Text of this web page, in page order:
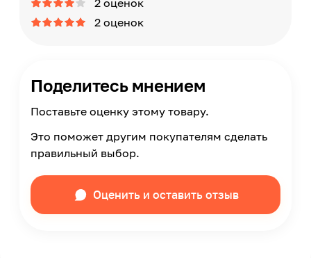
2 оценок
2 оценок
Поделитесь мнением
Поставьте оценку этому товару.
Это поможет другим покупателям сделать
правильный выбор.
Оценить и оставить отзыв